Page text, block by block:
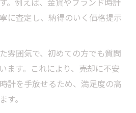
に査定し、納得のいく価格提示
雰囲気で、初めての方でも質問
ます。これにより、売却に不安
計を手放せるため、満足度の高
す。